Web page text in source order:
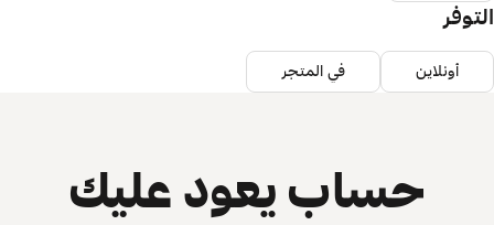
التوفر
أونلاين في المتجر
حساب يعود عليك